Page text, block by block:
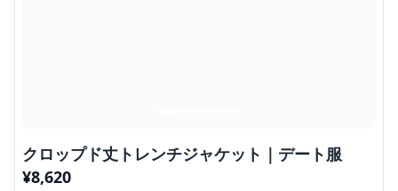
クロップド丈トレンチジャケット｜デート服
¥8,620